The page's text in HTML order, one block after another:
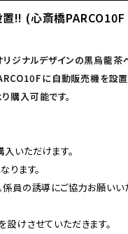
!! (心斎橋PARCO10F
ジナルデザインの黒烏龍茶
に自動販売機を設置
購入可能です。
いただけます。
ります。
員の誘導にご協力お願いい
けさせていただきます。